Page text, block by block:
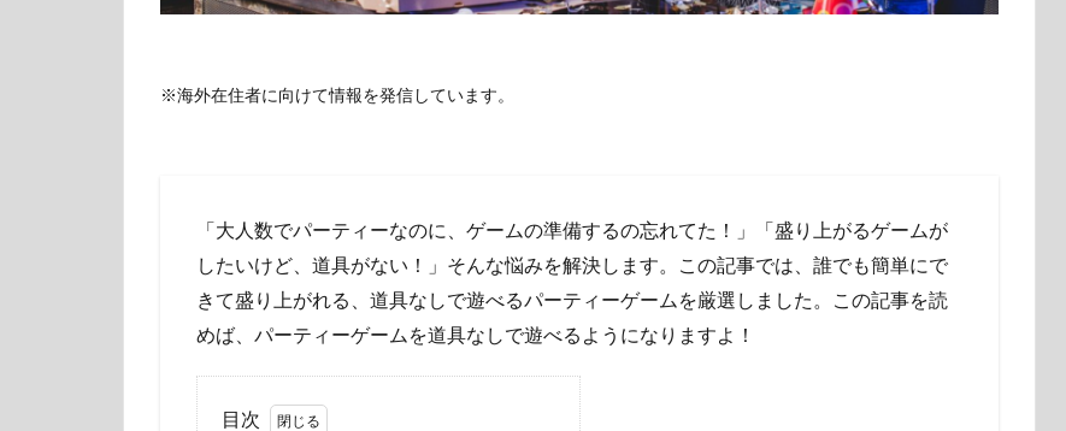
※海外在住者に向けて情報を発信しています。
「大人数でパーティーなのに、ゲームの準備するの忘れてた！」「盛り上がるゲームが
したいけど、道具がない！」そんな悩みを解決します。この記事では、誰でも簡単にで
きて盛り上がれる、道具なしで遊べるパーティーゲームを厳選しました。この記事を読
めば、パーティーゲームを道具なしで遊べるようになりますよ！
目次